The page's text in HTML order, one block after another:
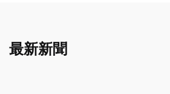
最新新聞